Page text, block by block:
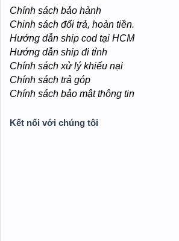
Chính sách bảo hành
Chinh sách đổi trả, hoàn tiền.
Hướng dẫn ship cod tại HCM
Hướng dẫn ship đi tỉnh
Chính sách xử lý khiếu nại
Chính sách trả góp
Chính sách bảo mật thông tin
Kết nối với chúng tôi